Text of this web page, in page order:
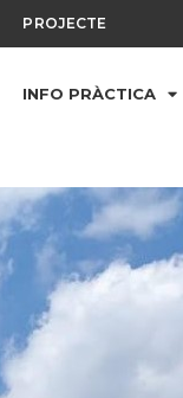
PROJECTE
INFO PRÀCTICA